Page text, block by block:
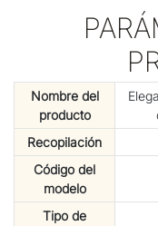
Nombre del
producto
Recopilación
Código del
modelo
Tipo de